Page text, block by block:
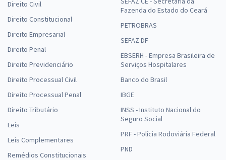
Direito Civil
Direito Constitucional
Direito Empresarial
Direito Penal
Direito Previdenciário
Direito Processual Civil
Direito Processual Penal
Direito Tributário
Leis
Leis Complementares
Remédios Constitucionais
Fazenda do Estado do Ceará
PETROBRAS
SEFAZ DF
EBSERH - Empresa Brasileira de
Serviços Hospitalares
Banco do Brasil
IBGE
INSS - Instituto Nacional do
Seguro Social
PRF - Polícia Rodoviária Federal
PND